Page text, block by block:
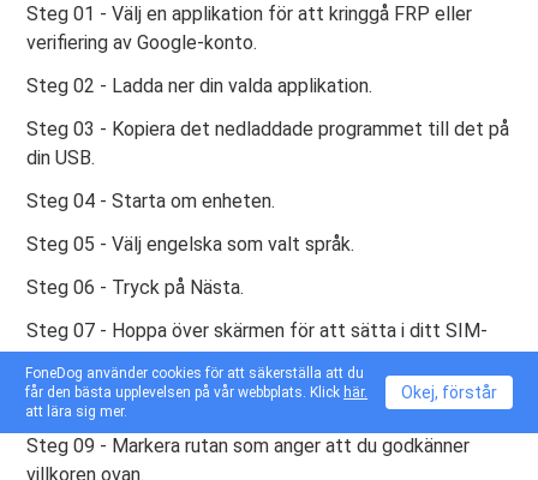
Steg 01 - Välj en applikation för att kringgå FRP eller
verifiering av Google-konto.
Steg 02 - Ladda ner din valda applikation.
Steg 03 - Kopiera det nedladdade programmet till det på
din USB.
Steg 04 - Starta om enheten.
Steg 05 - Välj engelska som valt språk.
Steg 06 - Tryck på Nästa.
Steg 07 - Hoppa över skärmen för att sätta i ditt SIM-
kort.
Steg 08 - Anslut din enhet till den i ditt Wi-Fi-nätverk.
Steg 09 - Markera rutan som anger att du godkänner
villkoren ovan.
FoneDog använder cookies för att säkerställa att du
får den bästa upplevelsen på vår webbplats. Klick här.
att lära sig mer.
Okej, förstår